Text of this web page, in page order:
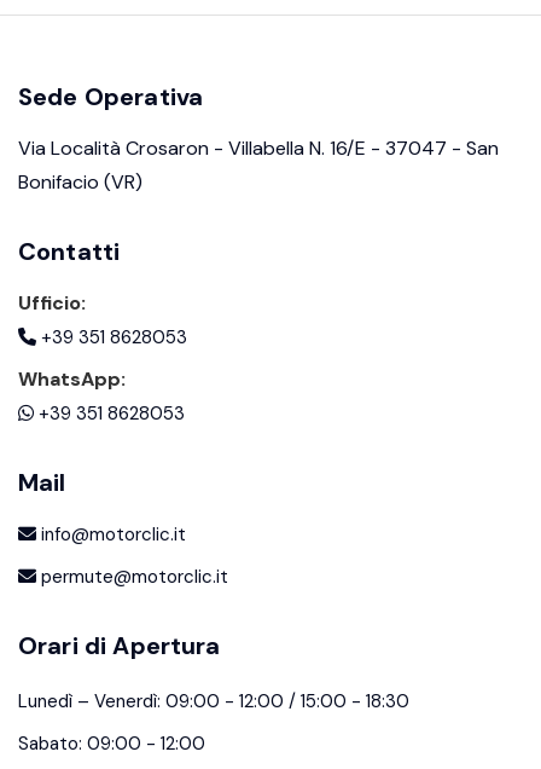
Sede Operativa
Via Località Crosaron - Villabella N. 16/E - 37047 - San
Bonifacio (VR)
Contatti
Ufficio:
+39 351 8628053
WhatsApp:
+39 351 8628053
Mail
info@motorclic.it
permute@motorclic.it
Orari di Apertura
Lunedì – Venerdì: 09:00 - 12:00 / 15:00 - 18:30
Sabato: 09:00 - 12:00